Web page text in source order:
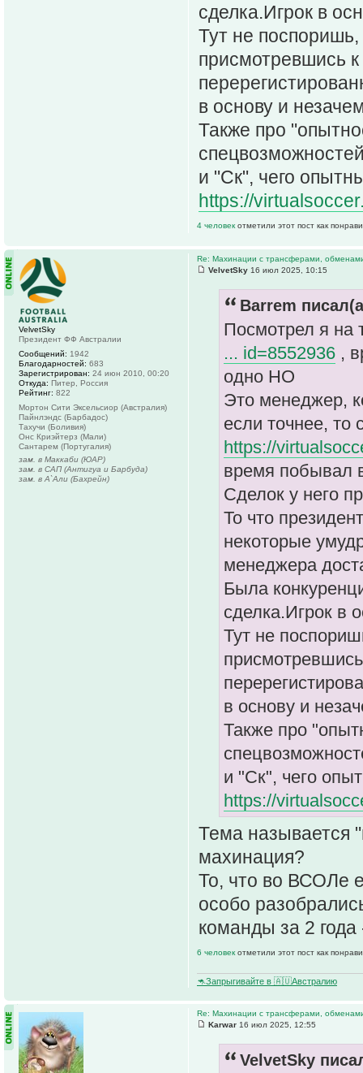
сделка.Игрок в
Тут не поспоришь,
присмотревшись
в основу и
Также про
и "Ск", чего
https://
4 человек отметили этот пост как
Re: Махинации с трансферами,
VelvetSky 16 июл 2025, 10:15
Barrem
Посмотрел я на
... id=8552936 ,
одно НО
Это менеджер,
если точнее, то
https://
время побывал
Сделок у него
То что
некоторые
менеджера
Была
сделка.Игрок в
Тут не
в основу и
Также про
и "Ск", чего
https://
Тема называется
махинация?
То, что во ВСОЛе
особо
команды за 2 года
6 человек отметили этот пост как
🦘Запрыгивайте в 🇦🇺Австралию
VelvetSky
Президент ФФ Австралии
Сообщений: 1942
Благодарностей: 683
Зарегистрирован: 24 июн 2010, 00:20
Откуда: Питер, Россия
Рейтинг: 822
Мортон Сити Эксельсиор (Австралия)
Пайнлэндс (Барбадос)
Тахучи (Боливия)
Онс Криэйтерз (Мали)
Сантарем (Португалия)
зам. в Маккаби (ЮАР)
зам. в САП (Антигуа и Барбуда)
зам. в А`Али (Бахрейн)
Re: Махинации с трансферами,
Karwar 16 июл 2025, 12:55
VelvetSky